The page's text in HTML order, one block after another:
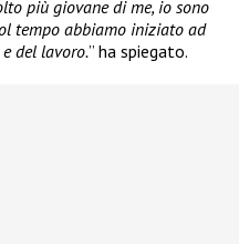
più giovane di me, io sono
tempo abbiamo iniziato ad
del lavoro.” ha spiegato.